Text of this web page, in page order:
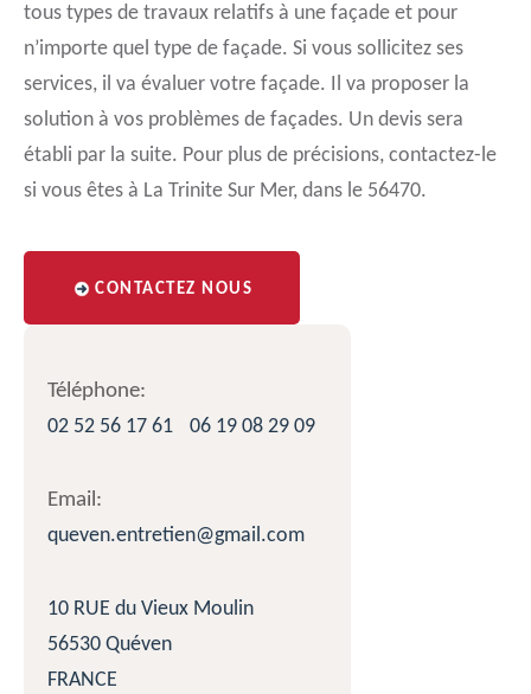
tous types de travaux relatifs à une façade et pour
n’importe quel type de façade. Si vous sollicitez ses
services, il va évaluer votre façade. Il va proposer la
solution à vos problèmes de façades. Un devis sera
établi par la suite. Pour plus de précisions, contactez-le
si vous êtes à La Trinite Sur Mer, dans le 56470.
CONTACTEZ NOUS
Téléphone:
02 52 56 17 61
06 19 08 29 09
Email:
queven.entretien@gmail.com
10 RUE du Vieux Moulin
56530 Quéven
FRANCE